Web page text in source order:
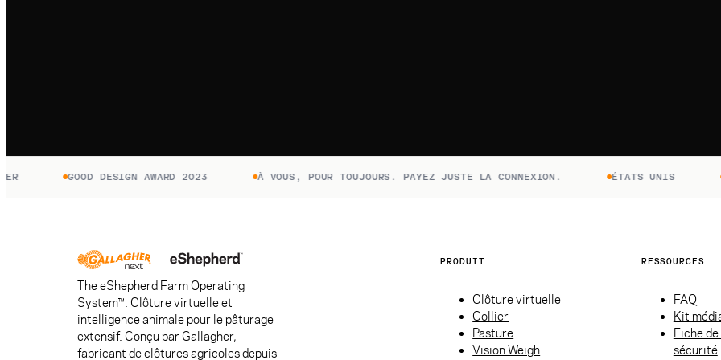
GOOD DESIGN AWARD 2023 À VOUS, POUR TOUJOURS. PAYEZ JUSTE LA CONNEXION. ÉTATS-UNIS
The eShepherd Farm Operating
System™. Clôture virtuelle et
intelligence animale pour le pâturage
extensif. Conçu par Gallagher,
fabricant de clôtures agricoles depuis
PRODUIT
Clôture virtuelle
Collier
Pasture
Vision Weigh
RESSOURCES
FAQ
Kit
Fiche
sécurité